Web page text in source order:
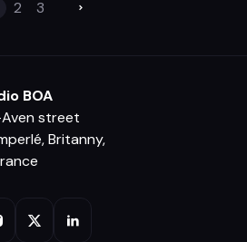
2 3
BOA
street
Britanny,